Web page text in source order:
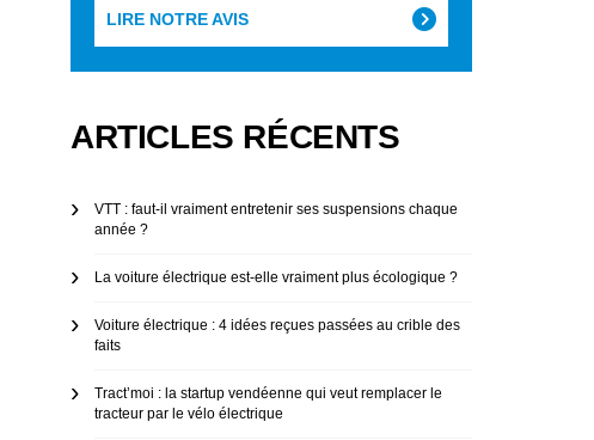
LIRE NOTRE AVIS
ARTICLES RÉCENTS
VTT : faut-il vraiment entretenir ses suspensions chaque
année ?
La voiture électrique est-elle vraiment plus écologique ?
Voiture électrique : 4 idées reçues passées au crible des
faits
Tract’moi : la startup vendéenne qui veut remplacer le
tracteur par le vélo électrique